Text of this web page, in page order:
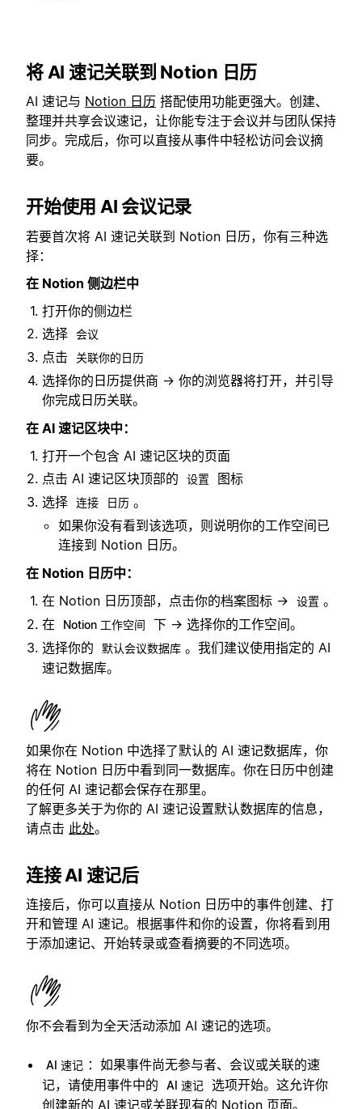
将 AI 速记关联到 Notion 日历
AI 速记与 Notion 日历 搭配使用功能更强大。创建、
整理并共享会议速记，让你能专注于会议并与团队保持
同步。完成后，你可以直接从事件中轻松访问会议摘
要。
开始使用 AI 会议记录
若要首次将 AI 速记关联到 Notion 日历，你有三种选
择：
在 Notion 侧边栏中
打开你的侧边栏
选择 会议
点击 关联你的日历
选择你的日历提供商 → 你的浏览器将打开，并引导
你完成日历关联。
在 AI 速记区块中：
打开一个包含 AI 速记区块的页面
点击 AI 速记区块顶部的
设置
图标
选择 连接 日历 。
如果你没有看到该选项，则说明你的工作空间已
连接到 Notion 日历。
在 Notion 日历中：
在 Notion 日历顶部，点击你的档案图标 →
设置 。
在
Notion 工作空间
下 → 选择你的工作空间。
选择你的
默认会议数据库 。我们建议使用指定的 AI
速记数据库。
如果你在 Notion 中选择了默认的 AI 速记数据库，你
将在 Notion 日历中看到同一数据库。你在日历中创建
的任何 AI 速记都会保存在那里。
了解更多关于为你的 AI 速记设置默认数据库的信息，
请点击 此处。
连接 AI 速记后
连接后，你可以直接从 Notion 日历中的事件创建、打
开和管理 AI 速记。根据事件和你的设置，你将看到用
于添加速记、开始转录或查看摘要的不同选项。
你不会看到为全天活动添加 AI 速记的选项。
AI 速记 ：如果事件尚无参与者、会议或关联的速
记，请使用事件中的
AI 速记 选项开始。这允许你
创建新的 AI 速记或关联现有的 Notion 页面。